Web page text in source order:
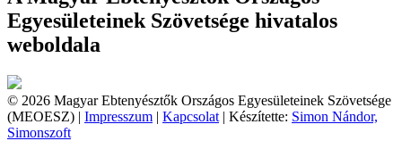
Egyesületeinek Szövetsége hivatalos
weboldala
© 2026 Magyar Ebtenyésztők Országos Egyesületeinek Szövetsége
(MEOESZ) | Impresszum | Kapcsolat | Készítette: Simon Nándor,
Simonszoft